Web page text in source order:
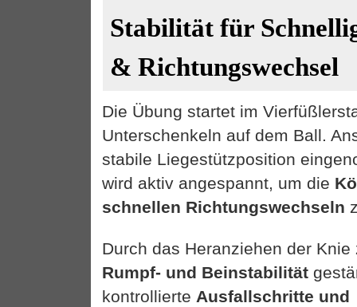
Stabilität für
& Richtungswechsel
Die Übung startet im
Unterschenkeln auf dem Ball.
stabile Liegestützposition
wird aktiv angespannt, um die
schnellen Richtungswechseln
Durch das Heranziehen der
Rumpf- und Beinstabilität
kontrollierte Ausfallschritte und